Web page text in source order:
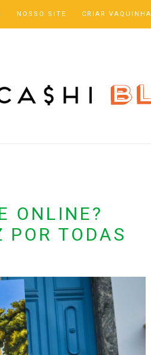
NOSSO SITE CRIAR VAQUINHA
ONLINE?
POR TODAS